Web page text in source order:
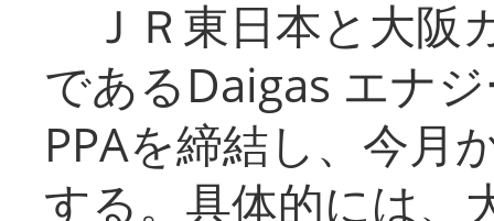
ＪＲ東日本と大阪
であるDaigas エナ
PPAを締結し、今月
する。具体的には、